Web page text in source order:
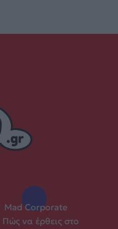
Mad Corporate
Πώς να έρθεις στο